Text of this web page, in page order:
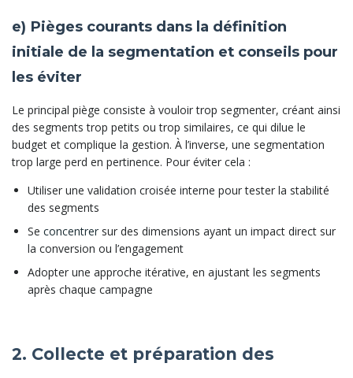
e) Pièges courants dans la définition
initiale de la segmentation et conseils pour
les éviter
Le principal piège consiste à vouloir trop segmenter, créant ainsi
des segments trop petits ou trop similaires, ce qui dilue le
budget et complique la gestion. À l’inverse, une segmentation
trop large perd en pertinence. Pour éviter cela :
Utiliser une validation croisée interne pour tester la stabilité
des segments
Se concentrer sur des dimensions ayant un impact direct sur
la conversion ou l’engagement
Adopter une approche itérative, en ajustant les segments
après chaque campagne
2. Collecte et préparation des